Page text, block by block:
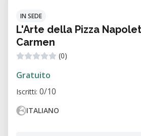
IN SEDE
L'Arte della Pizza
Carmen
(0)
Gratuito
Iscritti: 0/10
ITALIANO